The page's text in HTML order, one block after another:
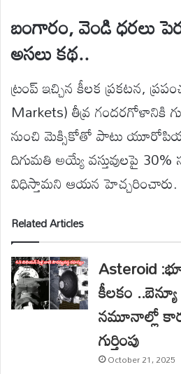
బంగారం, వెండి ధరలు
అసలు కథ..
ట్రంప్ ఇచ్చిన కీలక ప్రకటన,
Markets) తీవ్ర గందరగోళానికి
నుంచి మెక్సికోతో పాటు
దిగుమతి అయ్యే వస్తువులపై 30%
విధిస్తామని ఆయన హెచ్చరించారు.
Related Articles
Asteroid
కీలకం
నమూనాల్లో
గుర్తింపు
October 21, 2025